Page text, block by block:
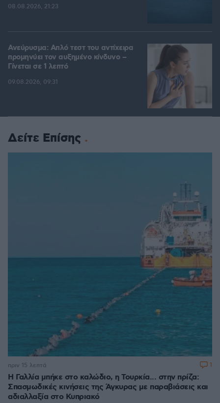
08.08.2026, 21:23
Ανεύρυσμα: Απλό τεστ του αντίχειρα
προμηνύει τον αυξημένο κίνδυνο –
Γίνεται σε 1 λεπτό
09.08.2026, 09:31
Δείτε Επίσης
Η Γαλλία μπήκε στο καλώδιο, η Τουρκία... στην πρίζα:
Σπασμωδικές κινήσεις της Άγκυρας με παραβιάσεις και
αδιαλλαξία στο Κυπριακό
πριν 15 λεπτά 1